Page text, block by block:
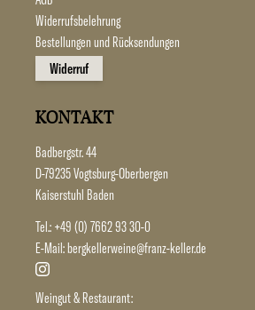
Widerrufsbelehrung
Bestellungen und Rücksendungen
Widerruf
KONTAKT
Badbergstr. 44
D-79235 Vogtsburg-Oberbergen
Kaiserstuhl Baden
Tel.: +49 (0) 7662 93 30-0
E-Mail:bergkellerweine@franz-keller.de
Weingut & Restaurant: